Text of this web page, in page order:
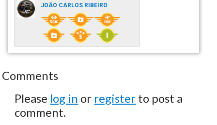
JOÃO CARLOS RIBEIRO
Comments
Please log in or register to post a
comment.